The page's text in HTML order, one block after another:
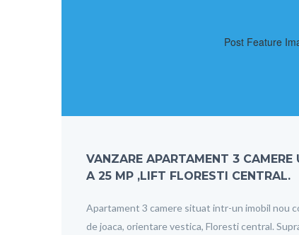
VANZARE APARTAMENT 3 CAMERE
A 25 MP ,LIFT FLORESTI CENTRAL.
Apartament 3 camere situat intr-un imobil nou
de joaca, orientare vestica, Floresti central.